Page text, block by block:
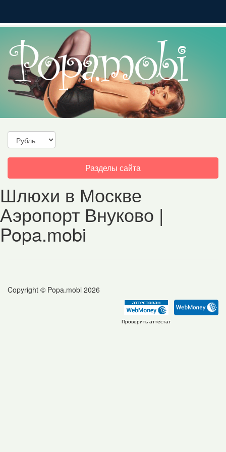
Toggle
navigation
Разделы сайта
Шлюхи в Москве
Аэропорт Внуково |
Popa.mobi
Copyright © Popa.mobi 2026
Проверить аттестат